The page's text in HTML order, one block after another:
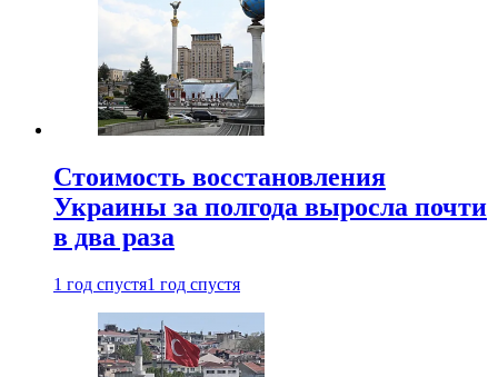
Стоимость восстановления
Украины за полгода выросла почти
в два раза
1 год спустя1 год спустя